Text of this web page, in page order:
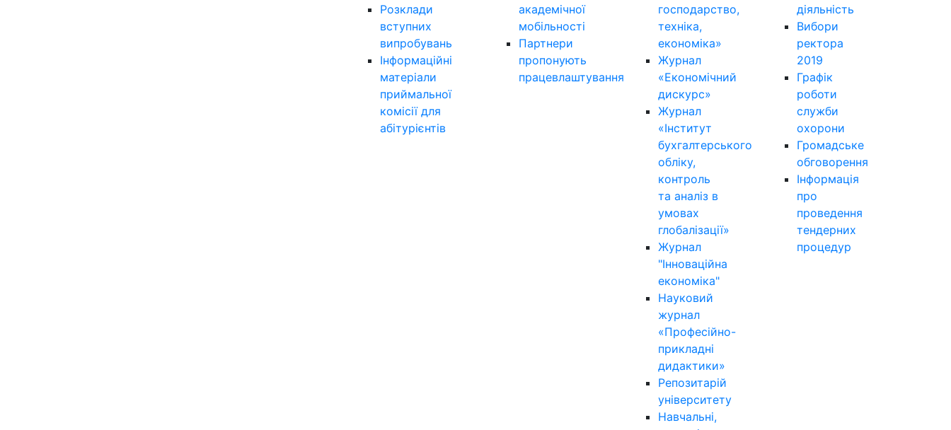
Розклади
вступних
випробувань
Інформаційні
матеріали
приймальної
комісії для
абітурієнтів
академічної
мобільності
Партнери
пропонують
працевлаштування
господарство,
техніка,
економіка»
Журнал
«Економічний
дискурс»
Журнал
«Інститут
бухгалтерського
обліку,
контроль
та аналіз в
умовах
глобалізації»
Журнал
"Інноваційна
економіка"
Науковий
журнал
«Професійно-
прикладні
дидактики»
Репозитарій
університету
Навчальні,
діяльність
Вибори
ректора
2019
Графік
роботи
служби
охорони
Громадське
обговорення
Інформація
про
проведення
тендерних
процедур